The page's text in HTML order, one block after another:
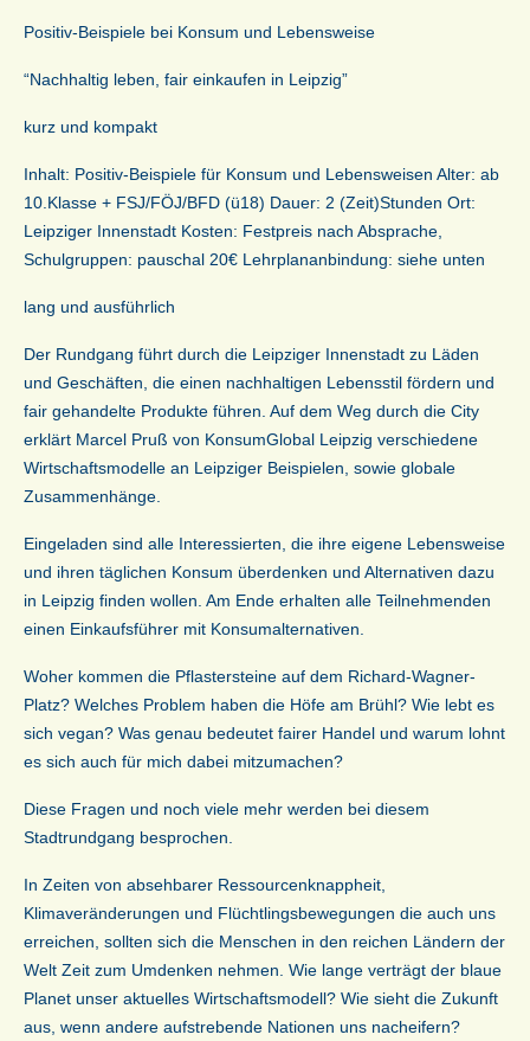
Positiv-Beispiele bei Konsum und Lebensweise
“Nachhaltig leben, fair einkaufen in Leipzig”
kurz und kompakt
Inhalt: Positiv-Beispiele für Konsum und Lebensweisen Alter: ab
10.Klasse + FSJ/FÖJ/BFD (ü18) Dauer: 2 (Zeit)Stunden Ort:
Leipziger Innenstadt Kosten: Festpreis nach Absprache,
Schulgruppen: pauschal 20€ Lehrplananbindung: siehe unten
lang und ausführlich
Der Rundgang führt durch die Leipziger Innenstadt zu Läden
und Geschäften, die einen nachhaltigen Lebensstil fördern und
fair gehandelte Produkte führen. Auf dem Weg durch die City
erklärt Marcel Pruß von KonsumGlobal Leipzig verschiedene
Wirtschaftsmodelle an Leipziger Beispielen, sowie globale
Zusammenhänge.
Eingeladen sind alle Interessierten, die ihre eigene Lebensweise
und ihren täglichen Konsum überdenken und Alternativen dazu
in Leipzig finden wollen. Am Ende erhalten alle Teilnehmenden
einen Einkaufsführer mit Konsumalternativen.
Woher kommen die Pflastersteine auf dem Richard-Wagner-
Platz? Welches Problem haben die Höfe am Brühl? Wie lebt es
sich vegan? Was genau bedeutet fairer Handel und warum lohnt
es sich auch für mich dabei mitzumachen?
Diese Fragen und noch viele mehr werden bei diesem
Stadtrundgang besprochen.
In Zeiten von absehbarer Ressourcenknappheit,
Klimaveränderungen und Flüchtlingsbewegungen die auch uns
erreichen, sollten sich die Menschen in den reichen Ländern der
Welt Zeit zum Umdenken nehmen. Wie lange verträgt der blaue
Planet unser aktuelles Wirtschaftsmodell? Wie sieht die Zukunft
aus, wenn andere aufstrebende Nationen uns nacheifern?